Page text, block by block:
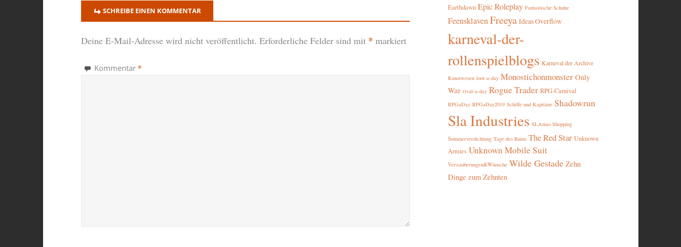
SCHREIBE EINEN KOMMENTAR
Deine E-Mail-Adresse wird nicht veröffentlicht. Erforderliche Felder sind mit * markiert
Kommentar *
Earthdawn Epic Roleplay Fantastische Schuhe
Feensklaven Freeya Ideas Overflow
karneval-der-
rollenspielblogs Karneval der Archive
Kunstwesen loot-a-day Monostichonmonster Only
War rival-a-day Rogue Trader RPG-Carnival
RPGaDay RPGaDay2019 Schiffe und Kapitäne Shadowrun
Sla Industries SLAmas Shopping
Sommerverdichtung Tage des Ruins The Red Star Unknown
Armies Unknown Mobile Suit
Verzauberungen&Wünsche Wilde Gestade Zehn
Dinge zum Zehnten